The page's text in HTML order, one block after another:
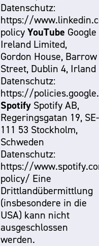
Datenschutz:
https://
policy YouTube Google
Ireland Limited,
Gordon House, Barrow
Street, Dublin 4, Irland
Datenschutz:
https://
Spotify Spotify AB,
Regeringsgatan 19, SE-
111 53 Stockholm,
Schweden
Datenschutz:
https://
policy/
Drittlandübermittlung
(insbesondere in die
USA) kann nicht
ausgeschlossen
werden.